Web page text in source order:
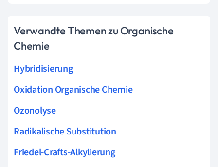
Verwandte Themen zu Organische
Chemie
Hybridisierung
Oxidation Organische Chemie
Ozonolyse
Radikalische Substitution
Friedel-Crafts-Alkylierung